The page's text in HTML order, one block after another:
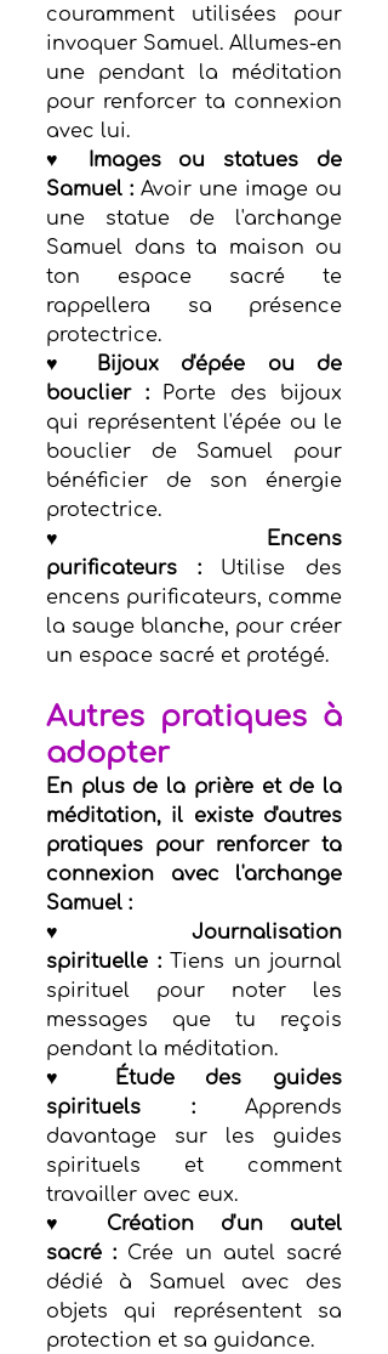
couramment utilisées pour
invoquer Samuel. Allumes-en
une pendant la méditation
pour renforcer ta connexion
avec lui.
♥ Images ou statues de
Samuel : Avoir une image ou
une statue de l'archange
Samuel dans ta maison ou
ton espace sacré te
rappellera sa présence
protectrice.
♥ Bijoux d'épée ou de
bouclier : Porte des bijoux
qui représentent l'épée ou le
bouclier de Samuel pour
bénéficier de son énergie
protectrice.
♥ Encens
purificateurs : Utilise des
encens purificateurs, comme
la sauge blanche, pour créer
un espace sacré et protégé.
Autres pratiques à
adopter
En plus de la prière et de la
méditation, il existe d'autres
pratiques pour renforcer ta
connexion avec l'archange
Samuel :
♥ Journalisation
spirituelle : Tiens un journal
spirituel pour noter les
messages que tu reçois
pendant la méditation.
♥ Étude des guides
spirituels : Apprends
davantage sur les guides
spirituels et comment
travailler avec eux.
♥ Création d'un autel
sacré : Crée un autel sacré
dédié à Samuel avec des
objets qui représentent sa
protection et sa guidance.